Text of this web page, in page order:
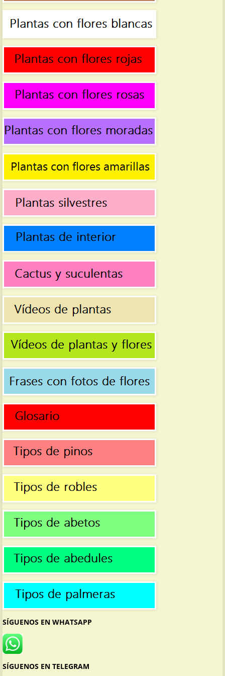
SÍGUENOS EN WHATSAPP
SÍGUENOS EN TELEGRAM